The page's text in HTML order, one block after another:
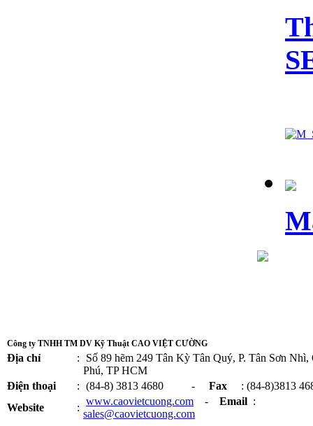
Công ty TNHH TM DV Kỹ Thuật CAO VIỆT CƯỜNG
Địa chỉ :
Số 89 hẽm 249 Tân Kỳ Tân Quý, P. Tân Sơn Nhì,
Phú, TP HCM
Điện thoại
: (84-8) 3813 4680 - Fax
: (84-8)3813
Website
:
www.caovietcuong.com - Email :
sales@caovietcuong.com